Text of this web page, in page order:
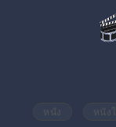
หนัง หนัง